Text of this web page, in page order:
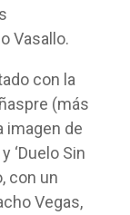
Vasallo.
con la
(más
imagen de
‘Duelo Sin
con un
Vegas,